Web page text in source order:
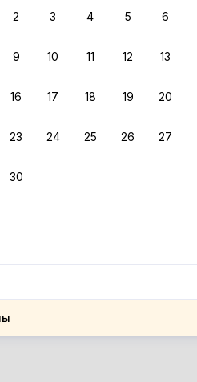
2 3 4 5 6
9 10 11 12 13
16 17 18 19 20
23 24 25 26 27
30
фильтрам.